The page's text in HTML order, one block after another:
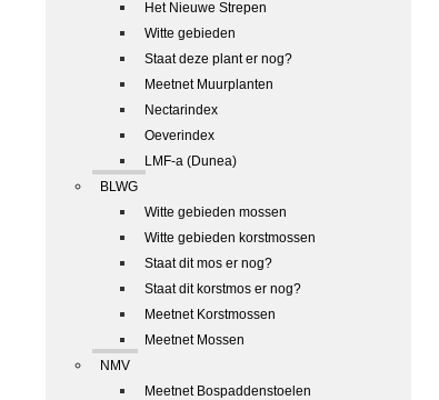
Het Nieuwe Strepen
Witte gebieden
Staat deze plant er nog?
Meetnet Muurplanten
Nectarindex
Oeverindex
LMF-a (Dunea)
BLWG
Witte gebieden mossen
Witte gebieden korstmossen
Staat dit mos er nog?
Staat dit korstmos er nog?
Meetnet Korstmossen
Meetnet Mossen
NMV
Meetnet Bospaddenstoelen